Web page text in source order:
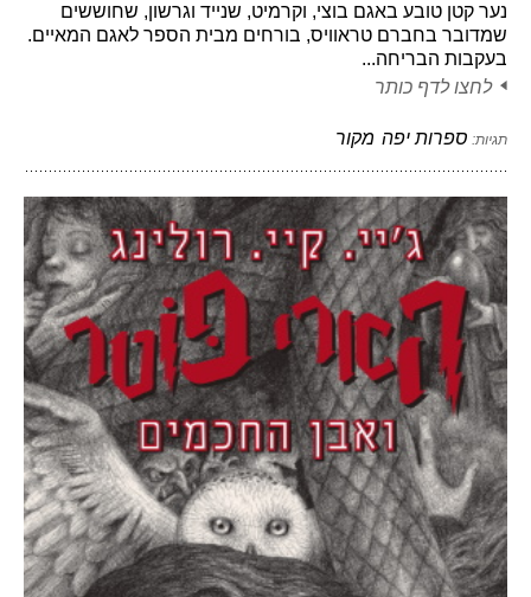
נער קטן טובע באגם בוצי, וקרמיט, שנייד וגרשון, שחוששים
שמדובר בחברם טראוויס, בורחים מבית הספר לאגם המאיים.
בעקבות הבריחה...
לחצו לדף כותר
תגיות: ספרות יפה מקור